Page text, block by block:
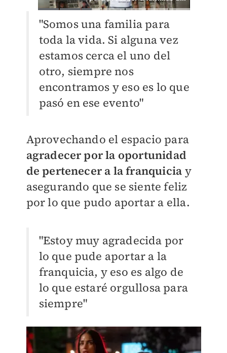
"Somos una familia para
toda la vida. Si alguna vez
estamos cerca el uno del
otro, siempre nos
encontramos y eso es lo que
pasó en ese evento"
Aprovechando el espacio para
agradecer por la oportunidad
de pertenecer a la franquicia y
asegurando que se siente feliz
por lo que pudo aportar a ella.
"Estoy muy agradecida por
lo que pude aportar a la
franquicia, y eso es algo de
lo que estaré orgullosa para
siempre"